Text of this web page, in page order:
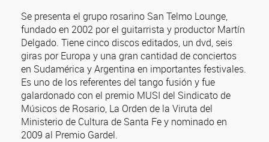
Se presenta el grupo rosarino San Telmo Lounge,
fundado en 2002 por el guitarrista y productor Martín
Delgado. Tiene cinco discos editados, un dvd, seis
giras por Europa y una gran cantidad de conciertos
en Sudamérica y Argentina en importantes festivales.
Es uno de los referentes del tango fusión y fue
galardonado con el premio MUSI del Sindicato de
Músicos de Rosario, La Orden de la Viruta del
Ministerio de Cultura de Santa Fe y nominado en
2009 al Premio Gardel.